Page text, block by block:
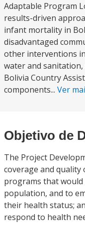
Adaptable Program
results-driven
infant mortality in
disadvantaged
other interventions
water and
Bolivia Country
components... Ver
Objetivo de
The Project
coverage and quality
programs that
population, and to
their health status;
respond to health